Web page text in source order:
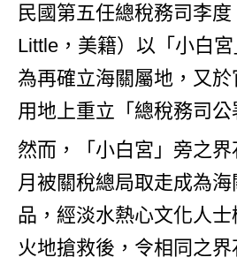
民國第五任總稅務司李
Little，美籍）以「小白宮
為再確立海關屬地，又於
用地上重立「總稅務司公
然而，「小白宮」旁之界
月被關稅總局取走成為
品，經淡水熱心文化人士
火地搶救後，令相同之